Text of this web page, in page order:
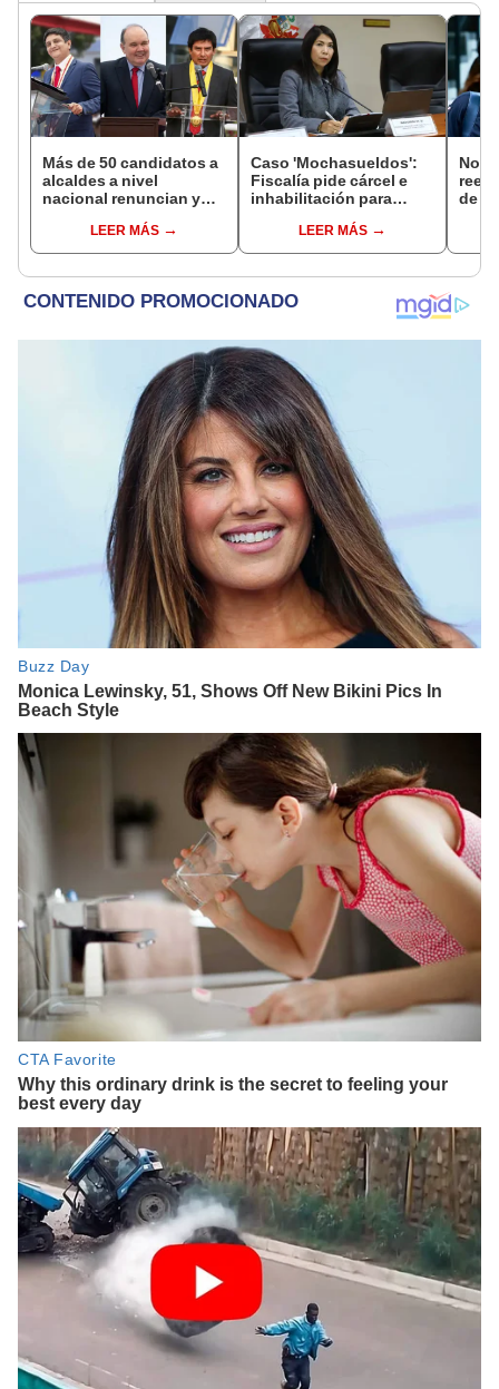
Más de 50 candidatos a
alcaldes a nivel
nacional renuncian y
encubiertaLEER MÁS
Caso 'Mochasueldos':
Fiscalía pide cárcel e
inhabilitación para
fujimorista María
Cordero Jon Tay
LEER MÁS
de